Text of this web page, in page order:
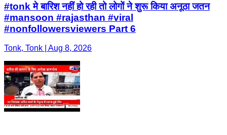
#tonk मे बारिश नहीं हो रही तो लोगों ने शुरू किया अनूठा जतन
#mansoon #rajasthan #viral
#nonfollowersviewers Part 6
Tonk, Tonk | Aug 8, 2026